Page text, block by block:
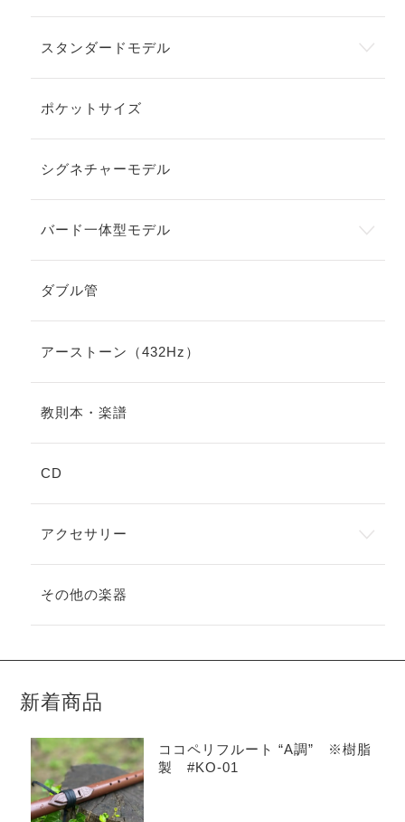
スタンダードモデル
ポケットサイズ
シグネチャーモデル
バード一体型モデル
ダブル管
アーストーン（432Hz）
教則本・楽譜
CD
アクセサリー
その他の楽器
新着商品
ココペリフルート “A調” ※樹脂
製 #KO-01